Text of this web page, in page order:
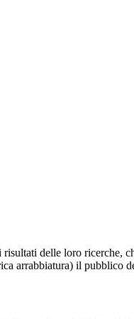
delle loro ricerche,
arrabbiatura) il pubblico